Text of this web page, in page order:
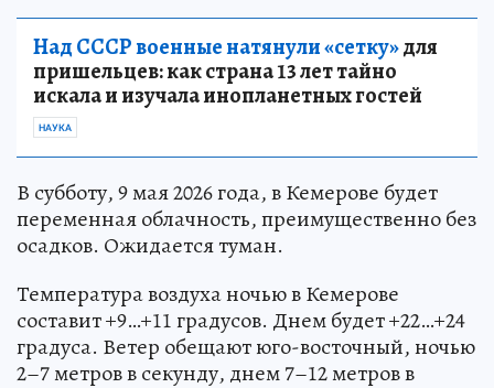
Над СССР военные натянули «сетку»для
пришельцев: как страна 13 лет тайно
искала и изучала инопланетных гостей
НАУКА
В субботу, 9 мая 2026 года, в Кемерове будет
переменная облачность, преимущественно без
осадков. Ожидается туман.
Температура воздуха ночью в Кемерове
составит +9…+11 градусов. Днем будет +22…+24
градуса. Ветер обещают юго-восточный, ночью
2–7 метров в секунду, днем 7–12 метров в